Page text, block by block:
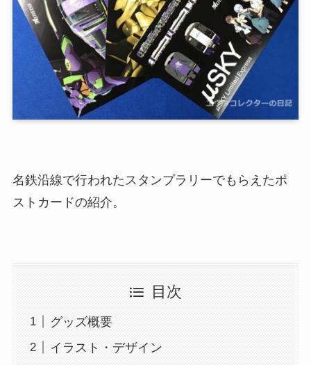
名鉄沿線で行われたスタンプラリーでもらえたポ
ストカードの紹介。
目次
グッズ概要
イラスト・デザイン